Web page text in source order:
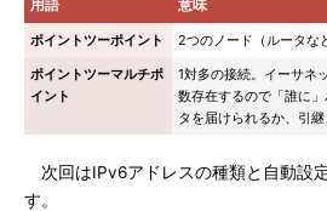
用語 意味
ポイントツーポイント
2つのノード（ルータな
ポイントツーマルチポ
イント
1対多の接続。イーサネ
数存在するので「誰に
タを届けられるか、引
次回はIPv6アドレスの種類と自動設
す。